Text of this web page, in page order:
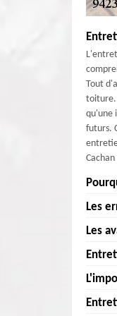
Tout
toiture.
qu'une
futurs.
est
les
Les
Une
que
Les
Chez
pour
Chez
Chez